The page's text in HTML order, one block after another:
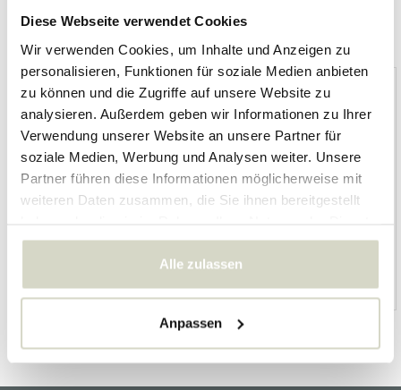
Diese Webseite verwendet Cookies
Wir verwenden Cookies, um Inhalte und Anzeigen zu
personalisieren, Funktionen für soziale Medien anbieten
zu können und die Zugriffe auf unsere Website zu
analysieren. Außerdem geben wir Informationen zu Ihrer
Verwendung unserer Website an unsere Partner für
soziale Medien, Werbung und Analysen weiter. Unsere
Partner führen diese Informationen möglicherweise mit
weiteren Daten zusammen, die Sie ihnen bereitgestellt
gesammelt haben.
Alle zulassen
Anpassen
Overige categorieën in MARKEN
HKliving Living and Company